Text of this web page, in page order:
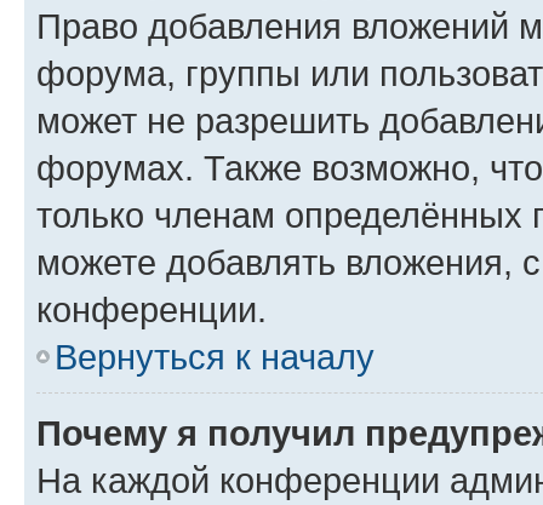
Право добавления вложений
форума, группы или
может не разрешить
форумах. Также возможно,
только членам определённых
можете добавлять вложения,
конференции.
Вернуться к началу
Почему я получил
На каждой конференции